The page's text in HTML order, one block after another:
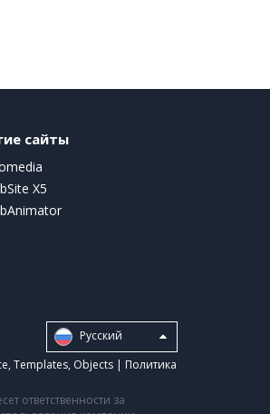
сайты
X5
Pусский
, Templates, Objects | Политика
ответственности за